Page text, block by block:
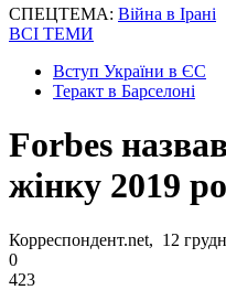
СПЕЦТЕМА: Війна в Ірані
ВСІ ТЕМИ
Вступ України в ЄС
Теракт в Барселоні
Forbes
жінку 2019
Корреспондент.net, 12
0
423